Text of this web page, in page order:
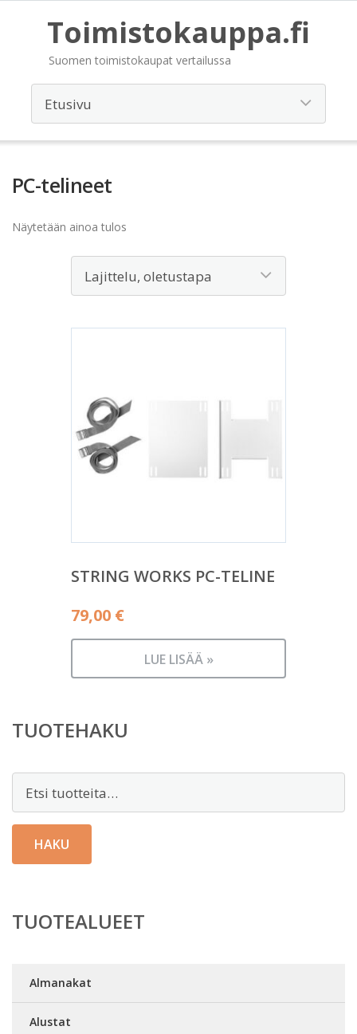
Toimistokauppa.fi
Suomen toimistokaupat vertailussa
PC-telineet
Näytetään ainoa tulos
STRING WORKS PC-TELINE
79,00 €
LUE LISÄÄ »
TUOTEHAKU
HAKU
TUOTEALUEET
Almanakat
Alustat